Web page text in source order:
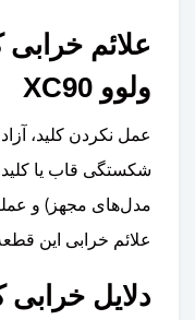
علائم خرابی
ولوو XC90
عمل نکردن کلید،
شکستگی قاب یا
مدل‌های مجهز) و
علائم خرابی این
دلایل خرابی